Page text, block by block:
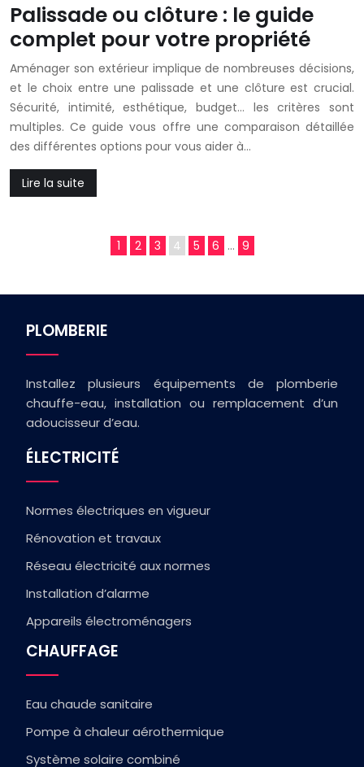
Palissade ou clôture : le guide
complet pour votre propriété
Aménager son extérieur implique de nombreuses décisions,
et le choix entre une palissade et une clôture est crucial.
Sécurité, intimité, esthétique, budget… les critères sont
multiples. Ce guide vous offre une comparaison détaillée
des différentes options pour vous aider à…
Lire la suite
1 2 3 4 5 6 … 9
PLOMBERIE
Installez plusieurs équipements de plomberie
chauffe-eau, installation ou remplacement d’un
adoucisseur d’eau.
ÉLECTRICITÉ
Normes électriques en vigueur
Rénovation et travaux
Réseau électricité aux normes
Installation d’alarme
Appareils électroménagers
CHAUFFAGE
Eau chaude sanitaire
Pompe à chaleur aérothermique
Système solaire combiné